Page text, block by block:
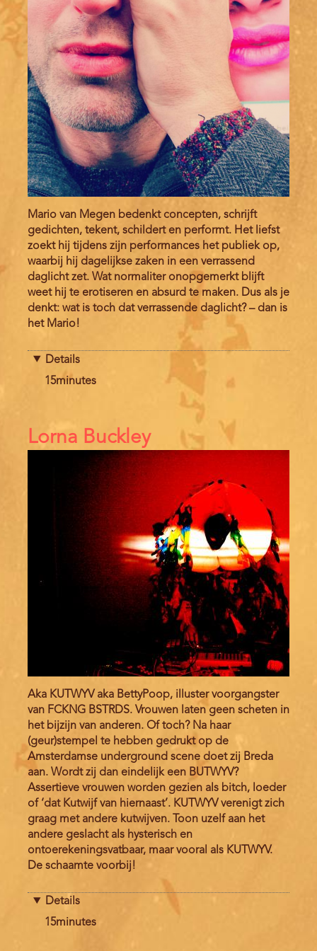
Mario van Megen bedenkt concepten, schrijft
gedichten, tekent, schildert en performt. Het liefst
zoekt hij tijdens zijn performances het publiek op,
waarbij hij dagelijkse zaken in een verrassend
daglicht zet. Wat normaliter onopgemerkt blijft
weet hij te erotiseren en absurd te maken. Dus als je
denkt: wat is toch dat verrassende daglicht? – dan is
het Mario!
Details
Duration
15minutes
Lorna Buckley
Aka KUTWYV aka BettyPoop, illuster voorgangster
van FCKNG BSTRDS. Vrouwen laten geen scheten in
het bijzijn van anderen. Of toch? Na haar
(geur)stempel te hebben gedrukt op de
Amsterdamse underground scene doet zij Breda
aan. Wordt zij dan eindelijk een BUTWYV?
Assertieve vrouwen worden gezien als bitch, loeder
of ‘dat Kutwijf van hiernaast’. KUTWYV verenigt zich
graag met andere kutwijven. Toon uzelf aan het
andere geslacht als hysterisch en
ontoerekeningsvatbaar, maar vooral als KUTWYV.
De schaamte voorbij!
Details
Duration
15minutes